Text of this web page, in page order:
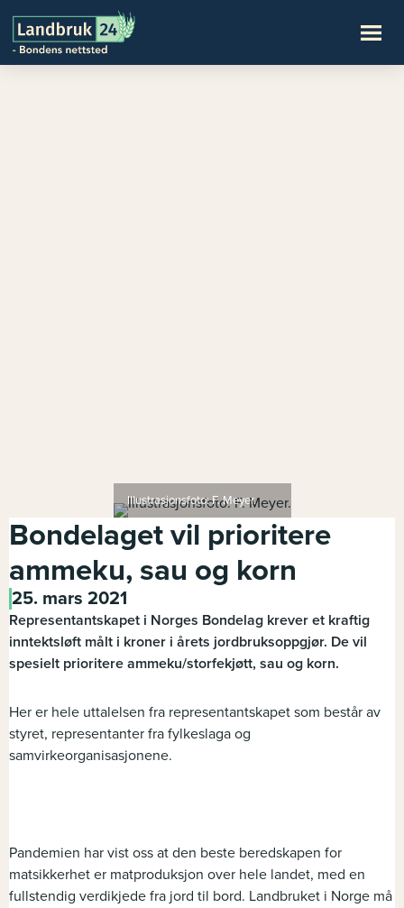
Illustrasjonsfoto: F. Meyer.
Bondelaget vil prioritere
ammeku, sau og korn
25. mars 2021
Representantskapet i Norges Bondelag krever et kraftig
inntektsløft målt i kroner i årets jordbruksoppgjør. De vil
spesielt prioritere ammeku/storfekjøtt, sau og korn.
Her er hele uttalelsen fra representantskapet som består av
styret, representanter fra fylkeslaga og
samvirkeorganisasjonene.
Pandemien har vist oss at den beste beredskapen for
matsikkerhet er matproduksjon over hele landet, med en
fullstendig verdikjede fra jord til bord. Landbruket i Norge må